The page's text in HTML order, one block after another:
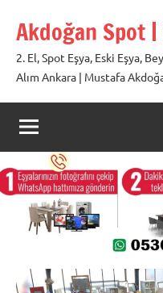
geçAkdoğan Spot |
2. El, Spot Eşya, Eski Eşya,
Alım Ankara | Mustafa